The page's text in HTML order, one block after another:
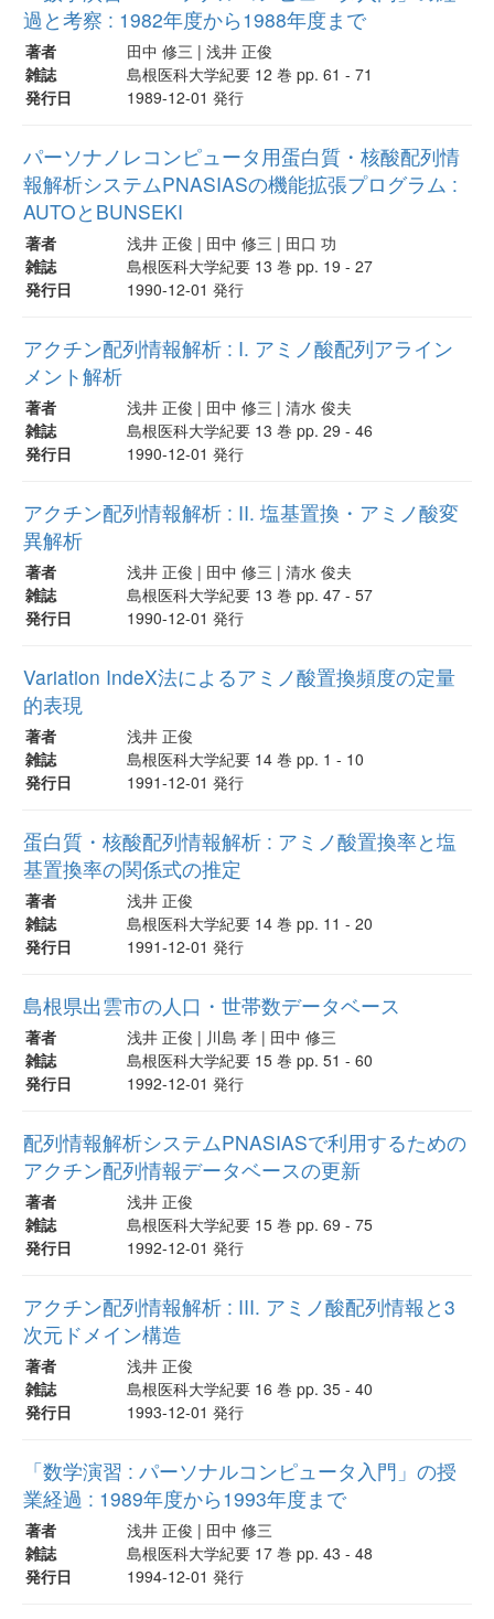
過と考察 : 1982年度から1988年度まで
著者
田中 修三 | 浅井 正俊
雑誌
島根医科大学紀要 12 巻 pp. 61 - 71
発行日
1989-12-01 発行
パーソナノレコンピュータ用蛋白質・核酸配列情
報解析システムPNASIASの機能拡張プログラム :
AUTOとBUNSEKI
著者
浅井 正俊 | 田中 修三 | 田口 功
雑誌
島根医科大学紀要 13 巻 pp. 19 - 27
発行日
1990-12-01 発行
アクチン配列情報解析 : I. アミノ酸配列アライン
メント解析
著者
浅井 正俊 | 田中 修三 | 清水 俊夫
雑誌
島根医科大学紀要 13 巻 pp. 29 - 46
発行日
1990-12-01 発行
アクチン配列情報解析 : II. 塩基置換・アミノ酸変
異解析
著者
浅井 正俊 | 田中 修三 | 清水 俊夫
雑誌
島根医科大学紀要 13 巻 pp. 47 - 57
発行日
1990-12-01 発行
Variation IndeX法によるアミノ酸置換頻度の定量
的表現
著者
浅井 正俊
雑誌
島根医科大学紀要 14 巻 pp. 1 - 10
発行日
1991-12-01 発行
蛋白質・核酸配列情報解析 : アミノ酸置換率と塩
基置換率の関係式の推定
著者
浅井 正俊
雑誌
島根医科大学紀要 14 巻 pp. 11 - 20
発行日
1991-12-01 発行
島根県出雲市の人口・世帯数データベース
著者
浅井 正俊 | 川島 孝 | 田中 修三
雑誌
島根医科大学紀要 15 巻 pp. 51 - 60
発行日
1992-12-01 発行
配列情報解析システムPNASIASで利用するための
アクチン配列情報データベースの更新
著者
浅井 正俊
雑誌
島根医科大学紀要 15 巻 pp. 69 - 75
発行日
1992-12-01 発行
アクチン配列情報解析 : III. アミノ酸配列情報と3
次元ドメイン構造
著者
浅井 正俊
雑誌
島根医科大学紀要 16 巻 pp. 35 - 40
発行日
1993-12-01 発行
「数学演習 : パーソナルコンピュータ入門」の授
業経過 : 1989年度から1993年度まで
著者
浅井 正俊 | 田中 修三
雑誌
島根医科大学紀要 17 巻 pp. 43 - 48
発行日
1994-12-01 発行